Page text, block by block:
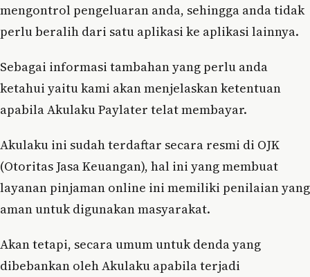
mengontrol pengeluaran anda, sehingga anda tidak
perlu beralih dari satu aplikasi ke aplikasi lainnya.
Sebagai informasi tambahan yang perlu anda
ketahui yaitu kami akan menjelaskan ketentuan
apabila Akulaku Paylater telat membayar.
Akulaku ini sudah terdaftar secara resmi di OJK
(Otoritas Jasa Keuangan), hal ini yang membuat
layanan pinjaman online ini memiliki penilaian yang
aman untuk digunakan masyarakat.
Akan tetapi, secara umum untuk denda yang
dibebankan oleh Akulaku apabila terjadi